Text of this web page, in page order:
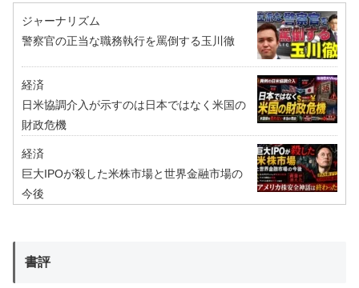
ジャーナリズム
警察官の正当な職務執行を罵倒する玉川徹
経済
日米協調介入が示すのは日本ではなく米国の
財政危機
経済
巨大IPOが殺した米株市場と世界金融市場の
今後
書評